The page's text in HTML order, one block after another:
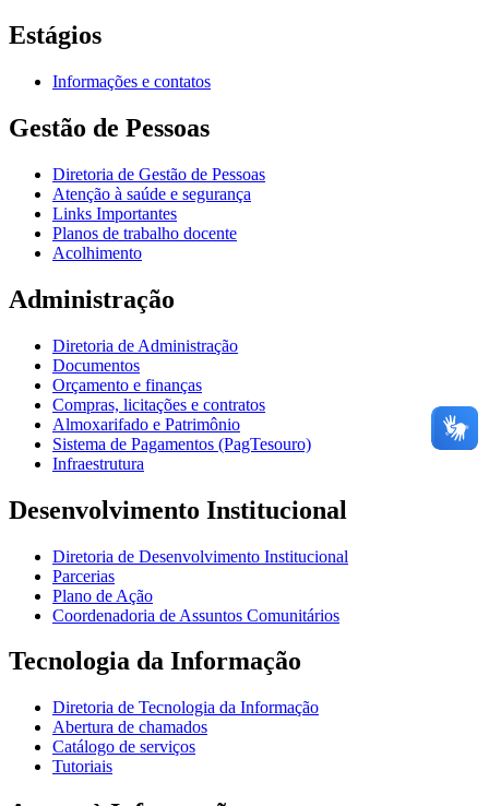
Estágios
Informações e contatos
Gestão de Pessoas
Diretoria de Gestão de Pessoas
Atenção à saúde e segurança
Links Importantes
Planos de trabalho docente
Acolhimento
Administração
Diretoria de Administração
Documentos
Orçamento e finanças
Compras, licitações e contratos
Almoxarifado e Patrimônio
Sistema de Pagamentos (PagTesouro)
Infraestrutura
Desenvolvimento Institucional
Diretoria de Desenvolvimento Institucional
Parcerias
Plano de Ação
Coordenadoria de Assuntos Comunitários
Tecnologia da Informação
Diretoria de Tecnologia da Informação
Abertura de chamados
Catálogo de serviços
Tutoriais